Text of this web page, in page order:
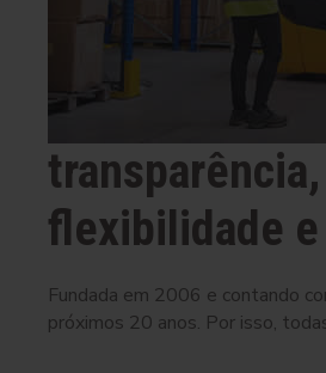
transparência,
flexibilidade
Fundada em 2006 e contando
próximos 20 anos. Por isso,